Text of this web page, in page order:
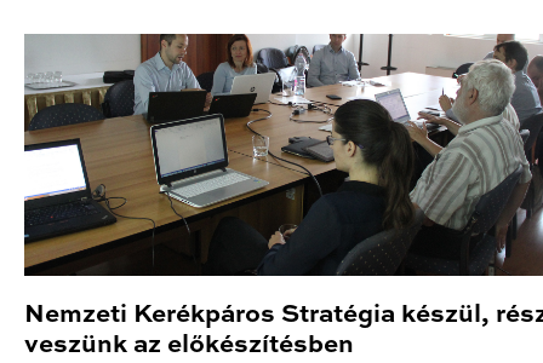
Nemzeti Kerékpáros Stratégia készül,
veszünk az előkészítésben